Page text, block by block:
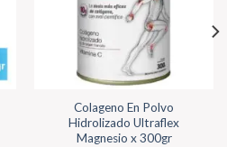
Colageno En Polvo
Hidrolizado Ultraflex
Magnesio x 300gr